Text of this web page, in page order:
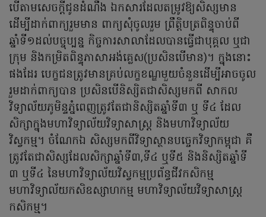
បើតាមសេចក្តីជូនដំណឹង ឯកសារដែលតម្រូវឱ្យសិស្សមាន
ដើម្បីដាក់ពាក្យរួមមាន ពាក្យសុំចូលរួម ព្រឹត្តិបត្រពិន្ទុចាប់ពី
ឆ្នាំទី១ដល់បច្ចុប្បន្ន កិច្ចការសាលាដែលបានធ្វើជាបុគ្គល ឬជា
ក្រុម និងកម្រិតពិន្ទុភាសាអង់គ្លេស(ប្រសិនបើមាន)។ ក្នុងនោះ
ផងដែរ បេក្ខជនត្រូវមានគ្រប់លក្ខខណ្ឌមួយចំនួនដើម្បីអាចចូល
រួមដាក់ពាក្យបាន ប្រសិនបើនិស្សិតជាសិស្សមកពី សាកល
វិទ្យាល័យភូមិន្ទភ្នំពេញត្រូវតែជានិស្សិតឆ្នាំទី៣ ឬ ទី៤ ដែល
សិក្សាក្នុងមហាវិទ្យាល័យវិទ្យាសាស្រ្ត និងមហាវិទ្យាល័យ
វិស្វកម្ម។ ចំណែកឯ សិស្សមកពីវិទ្យាស្ថានបច្ចេកវិទ្យាកម្ពុជា គឺ
ត្រូវតែជាសិស្សដែលសិក្សាឆ្នាំទី៣,ទី៤ ឬទី៥ និងនិស្សិតឆ្នាំទី
៣ ឬទី៤ នៃមហាវិទ្យាល័យវិស្វកម្មប្រព័ន្ធជីវកសិកម្ម
មហាវិទ្យាល័យកសិឧស្សាហកម្ម មហាវិទ្យាល័យវិទ្យាសាស្រ្ត
កសិកម្ម។